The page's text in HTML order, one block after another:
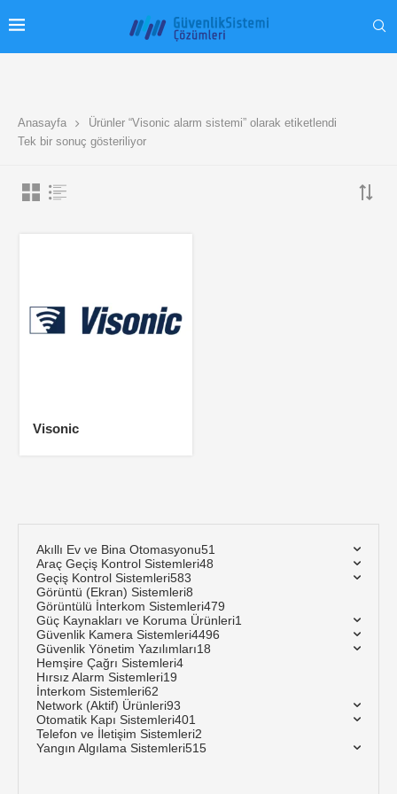
Anasayfa
Ürünler “Visonic alarm sistemi” olarak etiketlendi
Tek bir sonuç gösteriliyor
Visonic
Akıllı Ev ve Bina Otomasyonu51
Araç Geçiş Kontrol Sistemleri48
Geçiş Kontrol Sistemleri583
Görüntü (Ekran) Sistemleri8
Görüntülü İnterkom Sistemleri479
Güç Kaynakları ve Koruma Ürünleri1
Güvenlik Kamera Sistemleri4496
Güvenlik Yönetim Yazılımları18
Hemşire Çağrı Sistemleri4
Hırsız Alarm Sistemleri19
İnterkom Sistemleri62
Network (Aktif) Ürünleri93
Otomatik Kapı Sistemleri401
Telefon ve İletişim Sistemleri2
Yangın Algılama Sistemleri515